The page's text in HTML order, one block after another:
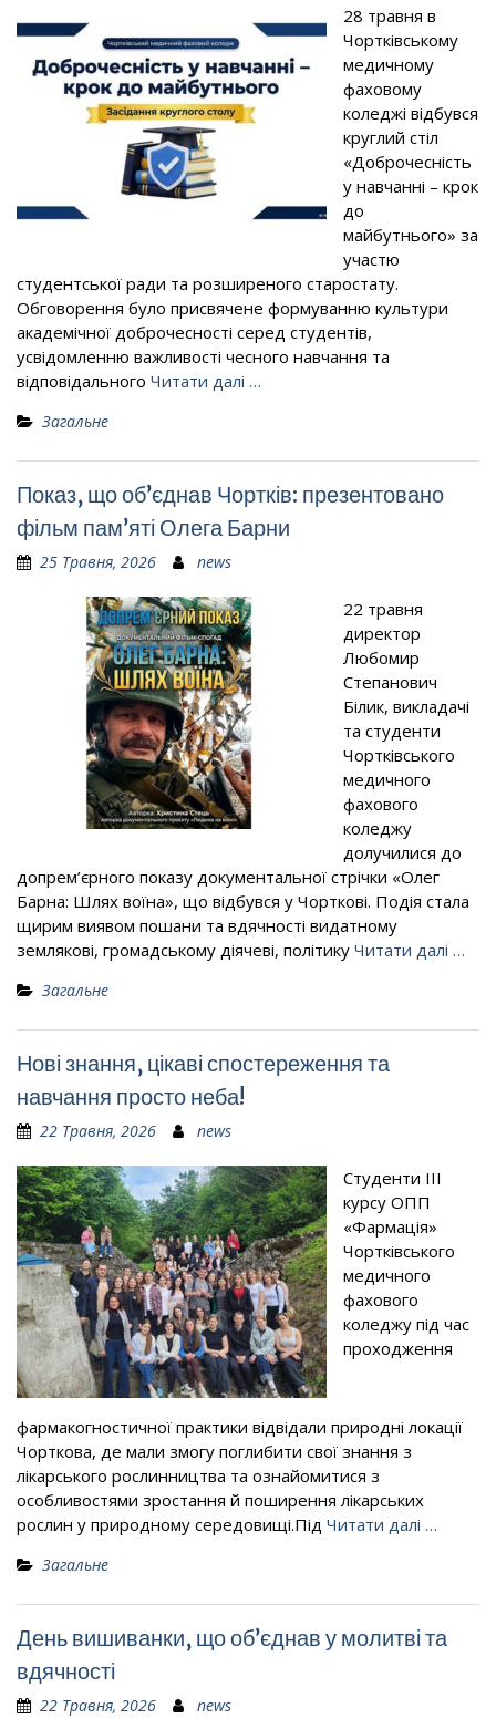
28 травня в
Чортківському
медичному
фаховому
коледжі відбувся
круглий стіл
«Доброчесність
у навчанні – крок
до
майбутнього» за
участю
студентської ради та розширеного старостату.
Обговорення було присвячене формуванню культури
академічної доброчесності серед студентів,
усвідомленню важливості чесного навчання та
відповідального Читати далі …
Загальне
Показ, що об’єднав Чортків: презентовано
фільм пам’яті Олега Барни
25 Травня, 2026 news
22 травня
директор
Любомир
Степанович
Білик, викладачі
та студенти
Чортківського
медичного
фахового
коледжу
долучилися до
допрем’єрного показу документальної стрічки «Олег
Барна: Шлях воїна», що відбувся у Чорткові. Подія стала
щирим виявом пошани та вдячності видатному
землякові, громадському діячеві, політику Читати далі …
Загальне
Нові знання, цікаві спостереження та
навчання просто неба!
22 Травня, 2026 news
Студенти ІІІ
курсу ОПП
«Фармація»
Чортківського
медичного
фахового
коледжу під час
проходження
фармакогностичної практики відвідали природні локації
Чорткова, де мали змогу поглибити свої знання з
лікарського рослинництва та ознайомитися з
особливостями зростання й поширення лікарських
рослин у природному середовищі.Під Читати далі …
Загальне
День вишиванки, що об’єднав у молитві та
вдячності
22 Травня, 2026 news